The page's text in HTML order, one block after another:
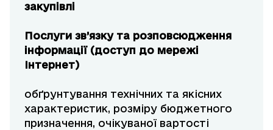
закупівлі
Послуги зв’язку та розповсюдження
інформації (доступ до мережі
Інтернет)
обґрунтування технічних та якісних
характеристик, розміру бюджетного
призначення, очікуваної вартості